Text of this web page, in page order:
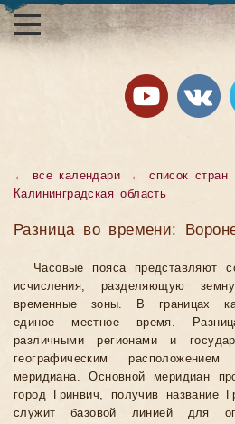
← все календари ←список стран
Калининградская область
Разница во времени:
Часовые пояса представляют
исчисления, разделяющую
временные зоны. В границах
единое местное время.
различными регионами и
географическим расположением
меридиана. Основной меридиан
город Гринвич, получив название
служит базовой линией для